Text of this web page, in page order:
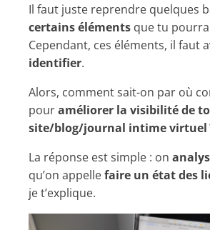
Il faut juste reprendre quelques
certains éléments que tu
Cependant, ces éléments, il faut
identifier.
Alors, comment sait-on par où
pouraméliorer la visibilité de
site/blog/journal intime virtuel
La réponse est simple : on
qu’on appellefaire un état des
je t’explique.